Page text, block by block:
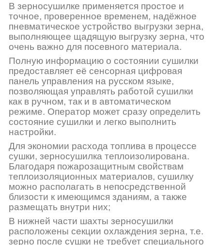
В зерносушилке применяется простое и
точное, проверенное временем, надёжное
пневматическое устройство выгрузки зерна,
выполняющее щадящую выгрузку зерна, что
очень важно для посевного материала.
Полную информацию о состоянии сушилки
предоставляет её сенсорная цифровая
панель управления на русском языке,
позволяющая управлять работой сушилки
как в ручном, так и в автоматическом
режиме. Оператор может сразу определить
состояние сушилки и легко выполнить
настройки.
Для экономии расхода топлива в процессе
сушки, зерносушилка теплоизолирована.
Благодаря пожарозащитным свойствам
теплоизоляционных материалов, сушилку
можно располагать в непосредственной
близости к имеющимся зданиям, а также
размещать внутри них;
В нижней части шахты зерносушилки
расположены секции охлаждения зерна, т.е.
зерно после сушки не требует специального